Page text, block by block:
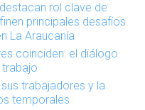
rol clave de
principales desafíos
La Araucanía
coinciden: el diálogo
trabajadores y la
temporales